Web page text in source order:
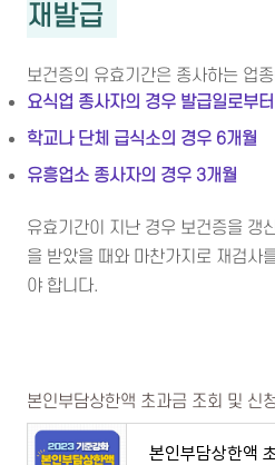
재발급
보건증의 유효기간은 종사하는 업
요식업 종사자의 경우 발급일로부
학교나 단체 급식소의 경우 6개월
유흥업소 종사자의 경우 3개월
유효기간이 지난 경우 보건증을 갱
을 받았을 때와 마찬가지로 재검사
야 합니다.
본인부담상한액 초과금 조회 및 신